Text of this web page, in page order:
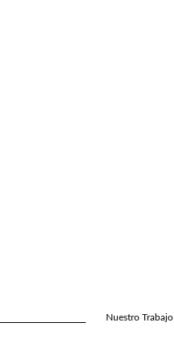
Nuestro Trabajo